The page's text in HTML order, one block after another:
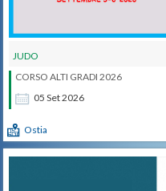
JUDO
05 Set2026
CORSO ALTI GRADI 2026
Ostia